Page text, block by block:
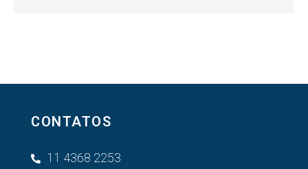
CONTATOS
11 4368 2253